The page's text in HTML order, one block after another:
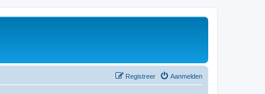
Aanmelden
Registreer